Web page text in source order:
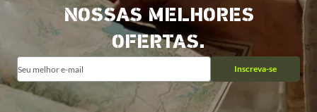
NOSSAS MELHORES
OFERTAS.
Inscreva-se